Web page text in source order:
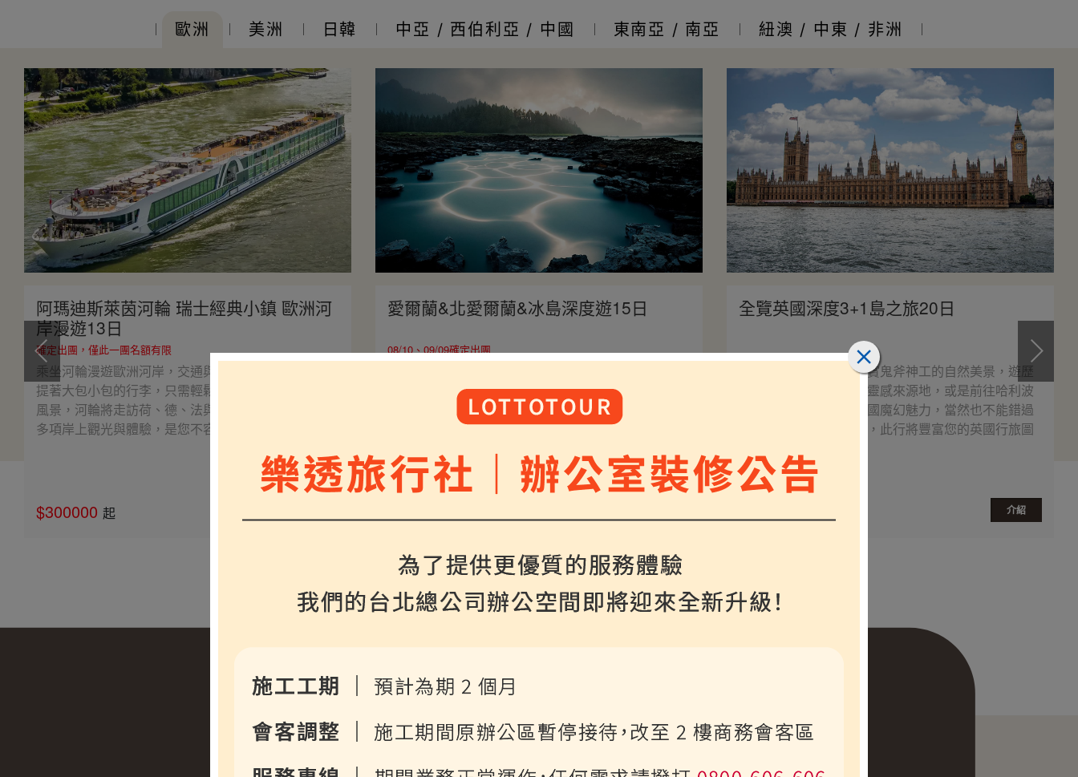
歐洲 美洲 日韓 中亞 / 西伯利亞 / 中國 東南亞 / 南亞 紐澳 / 中東 / 非洲
阿瑪迪斯萊茵河輪 瑞士經典小鎮 歐洲河
岸漫遊13日
確定出團，僅此一團名額有限
乘坐河輪漫遊歐洲河岸，交通與住宿完美融合，不必
提著大包小包的行李，只需輕鬆享受船上設施與河岸
風景，河輪將走訪荷、德、法與瑞士經典小鎮，安排
多項岸上觀光與體驗，是您不容錯過的愜意之旅。
$300000 起
愛爾蘭&北愛爾蘭&冰島深度遊15日
08/10、09/09確定出團
旅，欣賞兩大絕美知名瀑布與藍色溫泉湖；走訪愛爾
蘭知名莫赫斷崖與巨人堤道，欣賞遼闊海景，最後於
倫敦展開經典市區觀光之旅，雙國深度遊15日，濃縮
全覽英國深度3+1島之旅20日
深度導覽英愛之最，欣賞鬼斧神工的自然美景，遊歷
知名文學作家的故居與靈感來源地，或是前往哈利波
特的取景地點，體驗英國魔幻魅力，當然也不能錯過
倫敦市區各式知名景點，此行將豐富您的英國行旅圖
介紹